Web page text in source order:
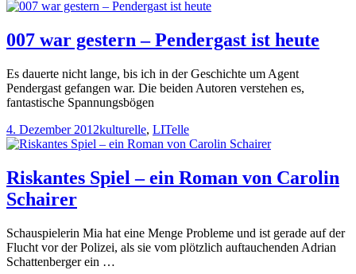
007 war gestern – Pendergast ist heute
Es dauerte nicht lange, bis ich in der Geschichte um Agent
Pendergast gefangen war. Die beiden Autoren verstehen es,
fantastische Spannungsbögen
4. Dezember 2012kulturelle, LITelle
Riskantes Spiel – ein Roman von Carolin
Schairer
Schauspielerin Mia hat eine Menge Probleme und ist gerade auf der
Flucht vor der Polizei, als sie vom plötzlich auftauchenden Adrian
Schattenberger ein …